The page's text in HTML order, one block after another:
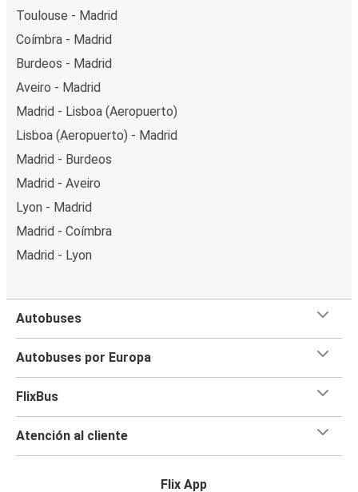
Toulouse - Madrid
Coímbra - Madrid
Burdeos - Madrid
Aveiro - Madrid
Madrid - Lisboa (Aeropuerto)
Lisboa (Aeropuerto) - Madrid
Madrid - Burdeos
Madrid - Aveiro
Lyon - Madrid
Madrid - Coímbra
Madrid - Lyon
Autobuses
Autobuses por Europa
FlixBus
Atención al cliente
Flix App